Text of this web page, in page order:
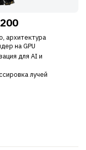
архитектура
на GPU
для AI и
лучей